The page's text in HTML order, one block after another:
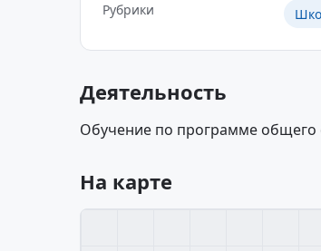
Рубрики
Деятельность
Обучение по программе общего
На карте